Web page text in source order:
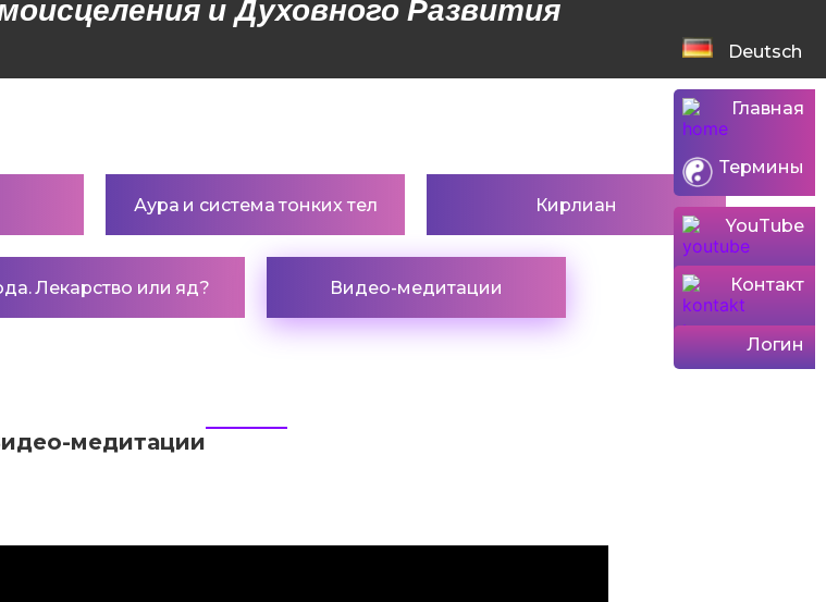
и Духовного Развития​
Deutsch
Главная
Термины
YouTube
Контакт
Логин
Аура и система тонких тел Кирлиан
Лекарство или яд? Видео-медитации
медитации